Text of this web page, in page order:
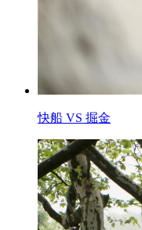
快船 VS 掘金